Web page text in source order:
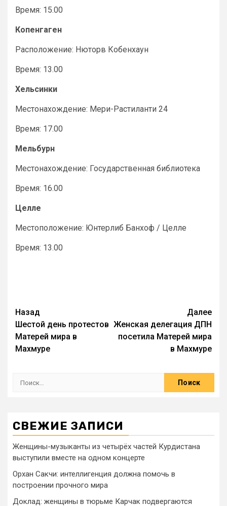
Время: 15.00
Копенгаген
Расположение: Нюторв Кобенхаун
Время: 13.00
Хельсинки
Местонахождение: Мери-Растиланти 24
Время: 17.00
Мельбурн
Местонахождение: Государственная библиотека
Время: 16.00
Целле
Местоположение: Юнтерлиб Банхоф / Целле
Время: 13.00
Назад
Шестой день протестов
Матерей мира в
Махмуре
Далее
Женская делегация ДПН
посетила Матерей мира
в Махмуре
СВЕЖИЕ ЗАПИСИ
Женщины-музыканты из четырёх частей Курдистана
выступили вместе на одном концерте
Орхан Сакчи: интеллигенция должна помочь в
построении прочного мира
Доклад: женщины в тюрьме Карчак подвергаются